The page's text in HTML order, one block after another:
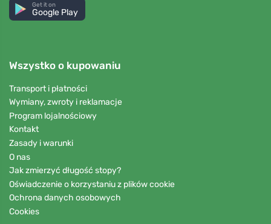
Get it on
Google Play
Wszystko o kupowaniu
Transport i płatności
Wymiany, zwroty i reklamacje
Program lojalnościowy
Kontakt
Zasady i warunki
O nas
Jak zmierzyć długość stopy?
Oświadczenie o korzystaniu z plików cookie
Ochrona danych osobowych
Cookies